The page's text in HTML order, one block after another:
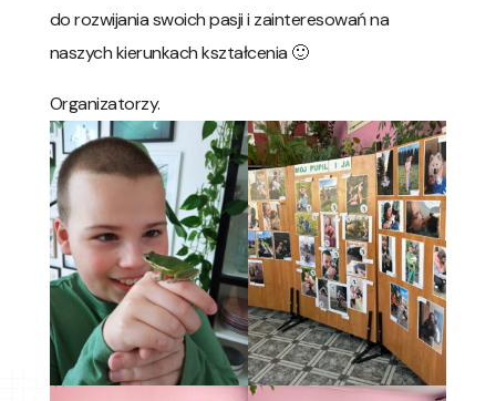
do rozwijania swoich pasji i zainteresowań na
naszych kierunkach kształcenia 🙂
Organizatorzy.